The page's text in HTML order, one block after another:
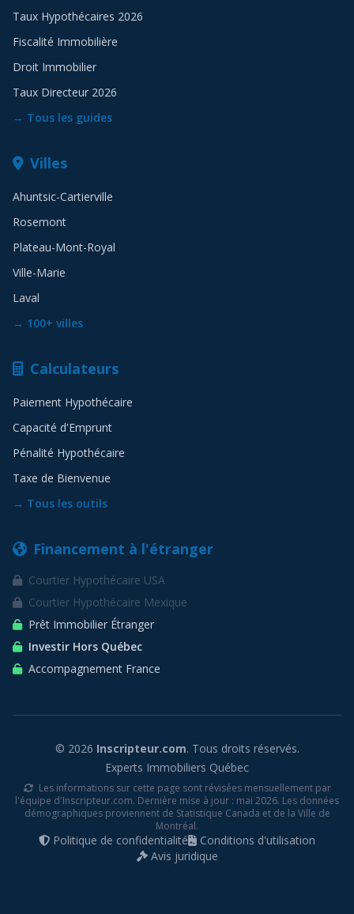
Taux Hypothécaires 2026
Fiscalité Immobilière
Droit Immobilier
Taux Directeur 2026
→ Tous les guides
Villes
Ahuntsic-Cartierville
Rosemont
Plateau-Mont-Royal
Ville-Marie
Laval
→ 100+ villes
Calculateurs
Paiement Hypothécaire
Capacité d'Emprunt
Pénalité Hypothécaire
Taxe de Bienvenue
→ Tous les outils
Financement à l'étranger
Courtier Hypothécaire USA
Courtier Hypothécaire Mexique
Prêt Immobilier Étranger
Investir Hors Québec
Accompagnement France
© 2026 Inscripteur.com. Tous droits réservés.
Experts Immobiliers Québec
Les informations sur cette page sont révisées mensuellement par
l'équipe d'Inscripteur.com. Dernière mise à jour : mai 2026. Les données
démographiques proviennent de Statistique Canada et de la Ville de
Montréal.
Politique de confidentialité
Conditions d'utilisation
Avis juridique